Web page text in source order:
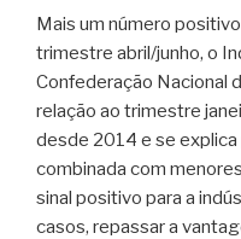
Mais um número
trimestre abril/junho, o
Confederação Nacional
relação ao trimestre
desde 2014 e se
combinada com
sinal positivo para a
casos, repassar a